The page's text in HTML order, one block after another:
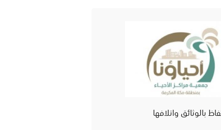
بالوثائق واتلافها